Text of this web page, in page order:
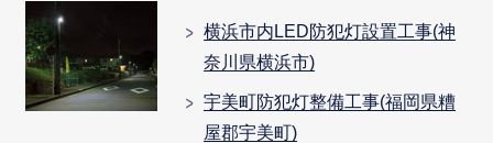
横浜市内LED防犯灯設置工事(神
奈川県横浜市)
宇美町防犯灯整備工事(福岡県糟
屋郡宇美町)